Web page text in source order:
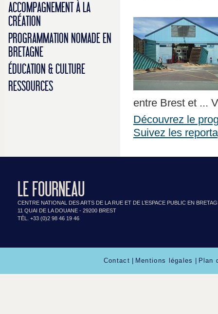
ACCOMPAGNEMENT À LA
CRÉATION
PROGRAMMATION NOMADE EN
BRETAGNE
ÉDUCATION & CULTURE
RESSOURCES
entre Brest et ...
Découvrez le
Suivez les
LE FOURNEAU
CENTRE NATIONAL DES ARTS DE LA RUE ET DE L’ESPACE PUBLIC EN
11 QUAI DE LA DOUANE - 29200 BREST
TÉL. +33 (0)2 98 46 19 46
Contact Mentions légales Plan